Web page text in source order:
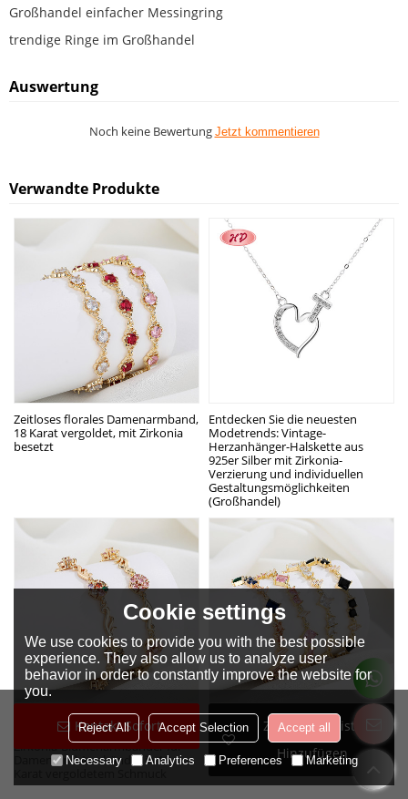
Kontakt Sofort
Zur Wunschliste
Hinzufügen
Großhandel einfacher Messingring
trendige Ringe im Großhandel
Auswertung
Noch keine Bewertung Jetzt kommentieren
Verwandte Produkte
Zeitloses florales Damenarmband,
18 Karat vergoldet, mit Zirkonia
besetzt
Entdecken Sie die neuesten
Modetrends: Vintage-
Herzanhänger-Halskette aus
925er Silber mit Zirkonia-
Verzierung und individuellen
Gestaltungsmöglichkeiten
(Großhandel)
Hengdian Jewelry Blooming
Elegance Großhandel AAA
Zirkonia-Blumenarmbänder für
Damen und Armbänder in 18
HD Jewelry Ethereal Blossom 18K
Gold Großhandel Farbe 3A
Geometrische Zirkonia
Damenarmbänder
Cookie settings
We use cookies to provide you with the best possible
experience. They also allow us to analyze user
behavior in order to constantly improve the website for
you.
Reject All Accept Selection Accept all
Necessary Analytics Preferences Marketing